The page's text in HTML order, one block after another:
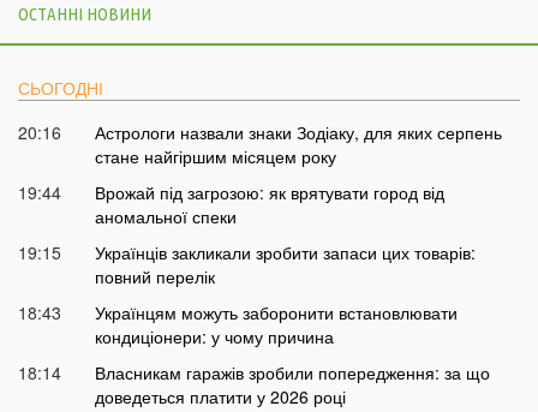
ОСТАННІ НОВИНИ
СЬОГОДНІ
20:16
Астрологи назвали знаки Зодіаку, для яких серпень
стане найгіршим місяцем року
19:44
Врожай під загрозою: як врятувати город від
аномальної спеки
19:15
Українців закликали зробити запаси цих товарів:
повний перелік
18:43
Українцям можуть заборонити встановлювати
кондиціонери: у чому причина
18:14
Власникам гаражів зробили попередження: за що
доведеться платити у 2026 році